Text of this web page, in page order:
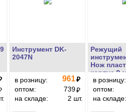
Инструмент DK-
2047N
в розницу: 961₽
оптом:
739₽
на складе:
2 шт.
Режущий
Нож
корпус 9
в розницу:
оптом:
на складе: